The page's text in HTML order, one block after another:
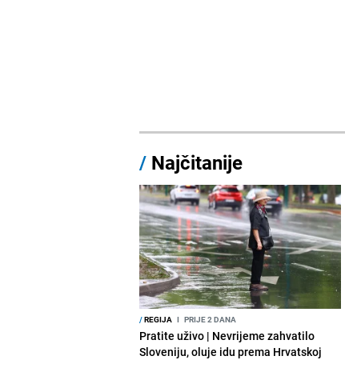
/ Najčitanije
/REGIJA I PRIJE 2 DANA
Pratite uživo | Nevrijeme zahvatilo
Sloveniju, oluje idu prema Hrvatskoj